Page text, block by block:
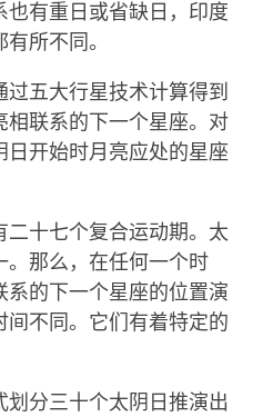
有重日或省缺日，印度
所不同。
五大行星技术计算得到
相联系的下一个星座。对
日开始时月亮应处的星座
二十七个复合运动期。太
。那么，在任何一个时
的下一个星座的位置演
不同。它们有着特定的
分三十个太阴日推演出